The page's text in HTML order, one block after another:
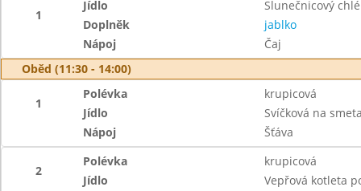
1
Jídlo
Slunečnicový
Doplněk
jablko
Nápoj
Čaj
Oběd (11:30 - 14:00)
1
Polévka
krupicová
Jídlo
Svíčková na
Nápoj
Šťáva
2
Polévka
krupicová
Jídlo
Vepřová kotleta